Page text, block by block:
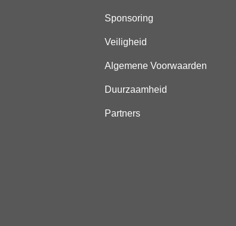
Sponsoring
Veiligheid
Algemene Voorwaarden
Duurzaamheid
Partners